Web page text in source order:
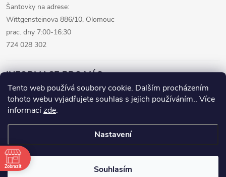
Tento web používá soubory cookie. Dalším procházením
tohoto webu vyjadřujete souhlas s jejich používáním.. Více
informacízde.
Nastavení
Souhlasím
Šantovky na adrese:
Wittgensteinova 886/10, Olomouc
prac. dny 7:00-16:30
724 028 302
INFORMACE PRO VÁS
železářství Olomouc
CNC pálení plechů Olomouc
Copyright 2026www.fepro.cz. Všechna práva vyhrazena.
Zobrazit